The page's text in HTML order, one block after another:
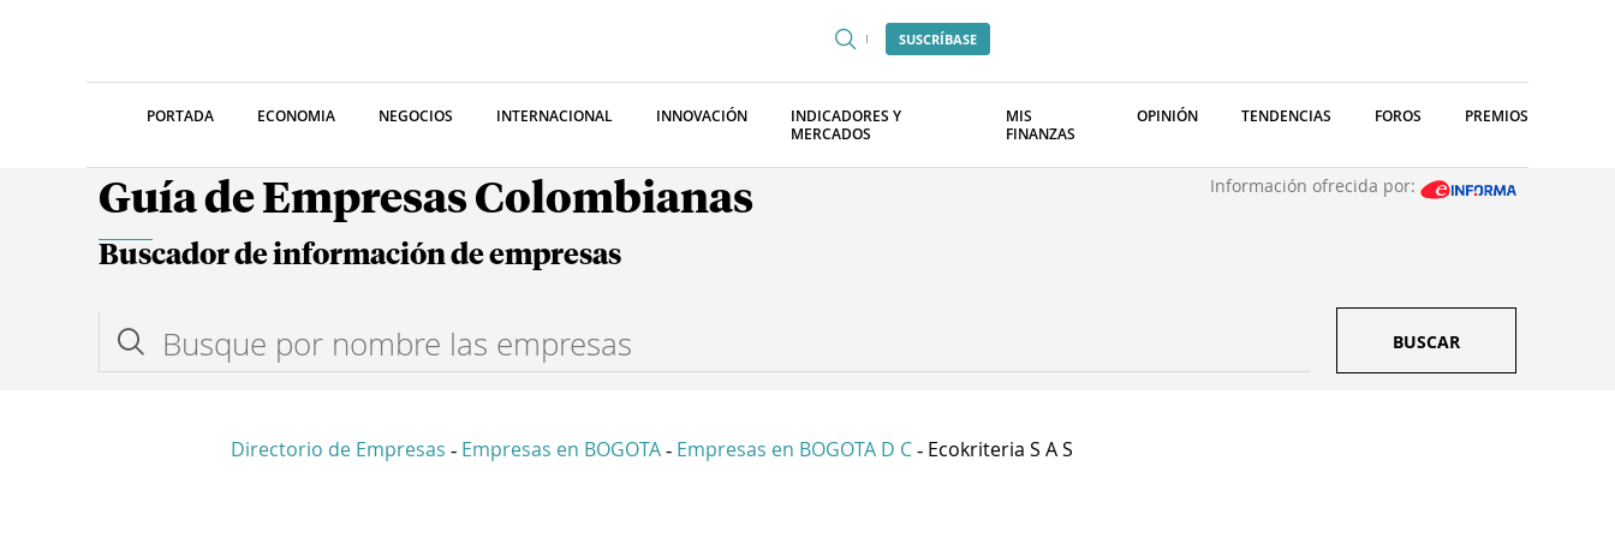
SUSCRÍBASE
PORTADA ECONOMIA NEGOCIOS INTERNACIONAL INNOVACIÓN
INDICADORES Y
MERCADOS
MIS
FINANZAS
OPINIÓN TENDENCIAS FOROS PREMIOS
Guía de Empresas Colombianas Información ofrecida por:
Buscador de información de empresas
BUSCAR
Directorio de Empresas - Empresas en BOGOTA - Empresas en BOGOTA D C - Ecokriteria S A S